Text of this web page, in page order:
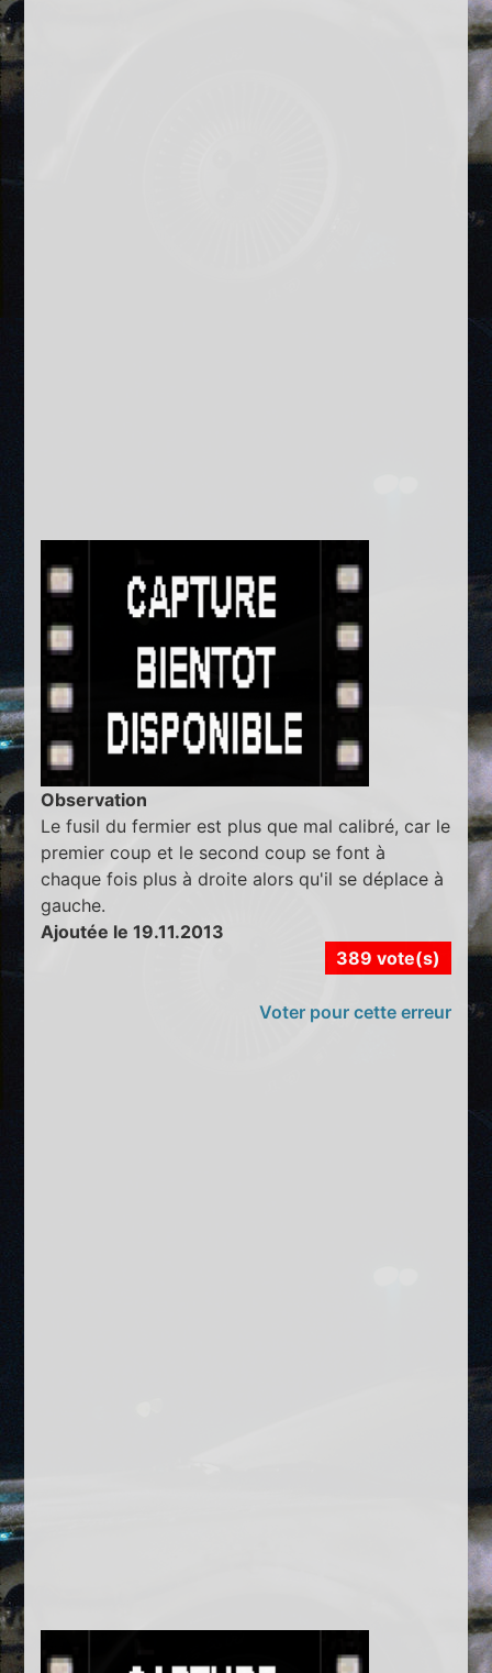
Observation
Le fusil du fermier est plus que mal calibré, car le
premier coup et le second coup se font à
chaque fois plus à droite alors qu'il se déplace à
gauche.
Ajoutée le 19.11.2013
389 vote(s)
Voter pour cette erreur